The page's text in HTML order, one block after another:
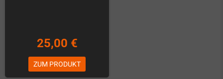
25,00 €
ZUM PRODUKT